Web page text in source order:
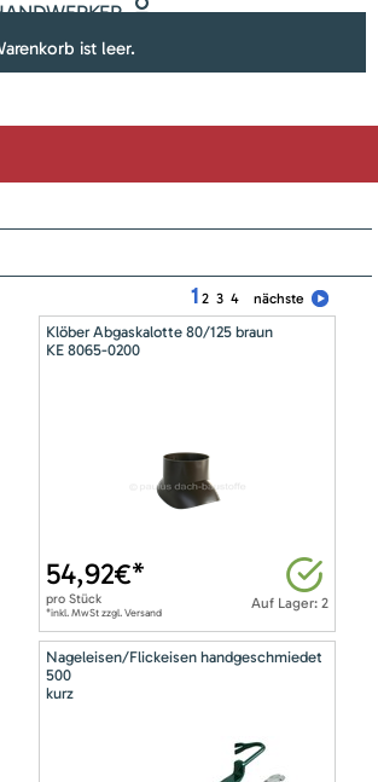
ist leer.
1 2 3 4 nächste
Klöber Abgaskalotte 80/125 braun
KE 8065-0200
Auf Lager: 2
54,92€*
proStück
*inkl. MwSt zzgl. Versand
Nageleisen/Flickeisen handgeschmiedet
500
kurz